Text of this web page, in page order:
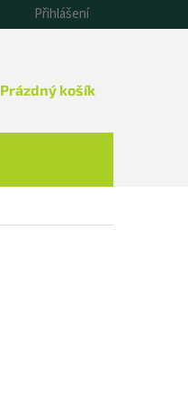
Přihlášení
NÁKUPNÍ
Prázdný košík